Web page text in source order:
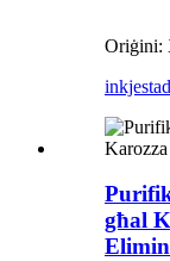
Oriġini:
inkjesta
għal